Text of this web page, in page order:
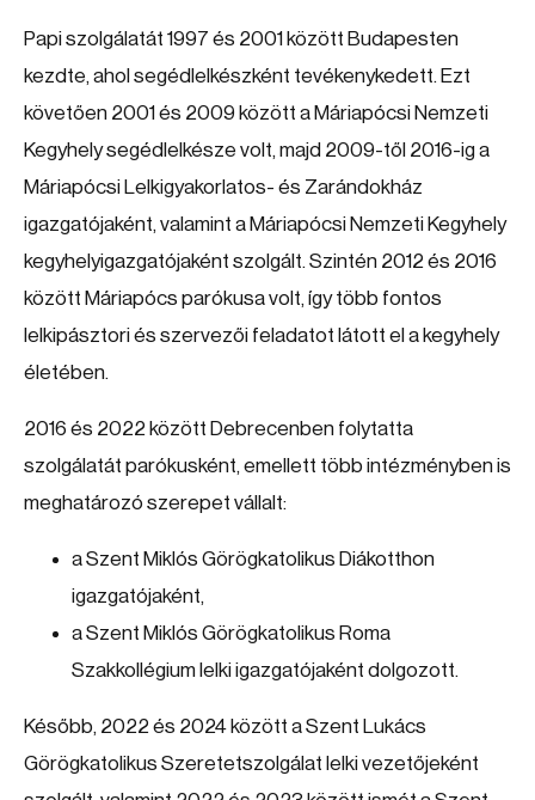
Papi szolgálatát 1997 és 2001 között Budapesten
kezdte, ahol segédlelkészként tevékenykedett. Ezt
követően 2001 és 2009 között a Máriapócsi Nemzeti
Kegyhely segédlelkésze volt, majd 2009-től 2016-ig a
Máriapócsi Lelkigyakorlatos- és Zarándokház
igazgatójaként, valamint a Máriapócsi Nemzeti Kegyhely
kegyhelyigazgatójaként szolgált. Szintén 2012 és 2016
között Máriapócs parókusa volt, így több fontos
lelkipásztori és szervezői feladatot látott el a kegyhely
életében.
2016 és 2022 között Debrecenben folytatta
szolgálatát parókusként, emellett több intézményben is
meghatározó szerepet vállalt:
a Szent Miklós Görögkatolikus Diákotthon
igazgatójaként,
a Szent Miklós Görögkatolikus Roma
Szakkollégium lelki igazgatójaként dolgozott.
Később, 2022 és 2024 között a Szent Lukács
Görögkatolikus Szeretetszolgálat lelki vezetőjeként